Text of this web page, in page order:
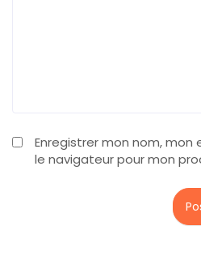
Enregistrer mon nom,
le navigateur pour mon